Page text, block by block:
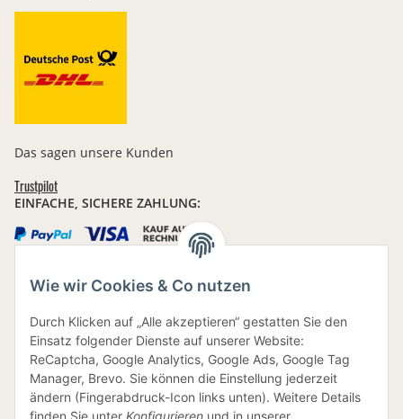
Wie wir Cookies & Co nutzen
Durch Klicken auf „Alle akzeptieren“ gestatten Sie den
Einsatz folgender Dienste auf unserer Website:
ReCaptcha, Google Analytics, Google Ads, Google Tag
Manager, Brevo. Sie können die Einstellung jederzeit
ändern (Fingerabdruck-Icon links unten). Weitere Details
Das sagen unsere Kunden
Trustpilot
EINFACHE, SICHERE ZAHLUNG: